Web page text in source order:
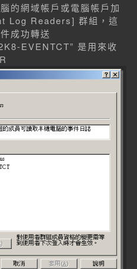
的網域帳戶或電腦帳戶加
Log Readers] 群組，這
成功轉送
EVENTCT” 是用來收